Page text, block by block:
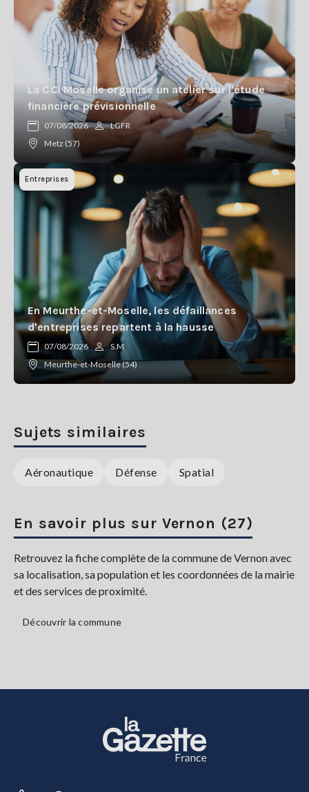
La CCI Moselle organise un atelier sur l'étude
financière prévisionnelle
07/08/2026
LGFR
Metz (57)
Entreprises
En Meurthe-et-Moselle, les défaillances
d'entreprises repartent à la hausse
07/08/2026
S.M
Meurthe-et-Moselle (54)
Sujets similaires
Aéronautique Défense Spatial
En savoir plus sur Vernon (27)
Retrouvez la fiche complète de la commune de Vernon avec
sa localisation, sa population et les coordonnées de la mairie
et des services de proximité.
Découvrir la commune